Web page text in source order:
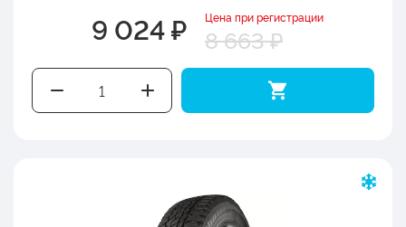
9 024 ₽ Цена при регистрации
8 663 ₽